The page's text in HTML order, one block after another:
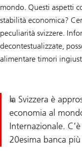
mondo. Questi aspetti
stabilità economica?
peculiarità svizzere.
decontestualizzate,
alimentare timori
la Svizzera è
economia al
Internazionale.
20esima banca